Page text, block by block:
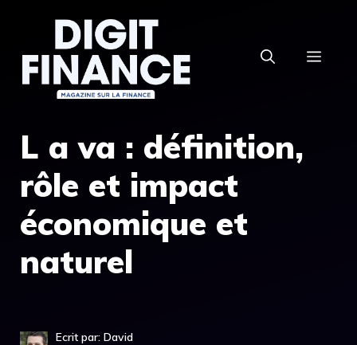
contenu
L a va : définition,
rôle et impact
économique et
naturel
Ecrit par: David